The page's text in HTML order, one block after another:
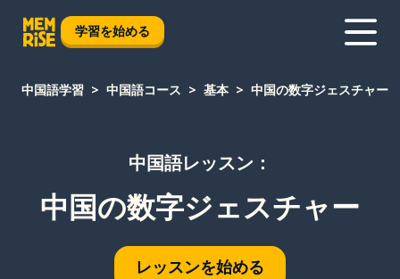
学習を始める
中国語学習 中国語コース 基本 中国の数字ジェスチャー
中国語レッスン：
中国の数字ジェスチャー
レッスンを始める